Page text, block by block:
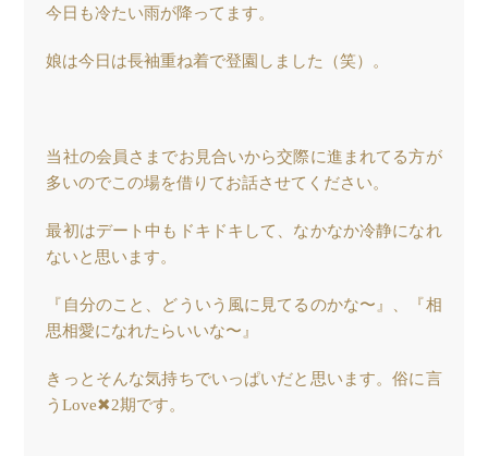
今日も冷たい雨が降ってます。
娘は今日は長袖重ね着で登園しました（笑）。
当社の会員さまでお見合いから交際に進まれてる方が
多いのでこの場を借りてお話させてください。
最初はデート中もドキドキして、なかなか冷静になれ
ないと思います。
『自分のこと、どういう風に見てるのかな〜』、『相
思相愛になれたらいいな〜』
きっとそんな気持ちでいっぱいだと思います。俗に言
うLove✖︎2期です。